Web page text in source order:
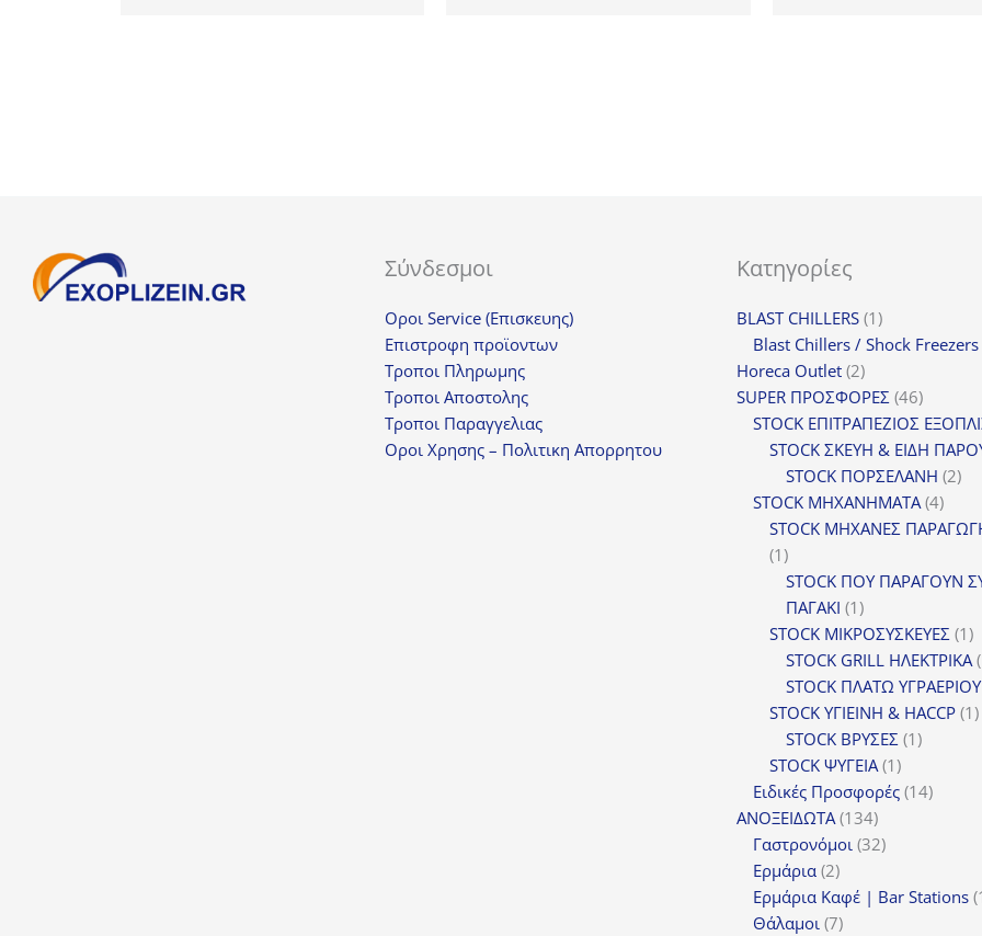
Σύνδεσμοι
Οροι Service (Επισκευης)
Επιστροφη προϊοντων
Τροποι Πληρωμης
Τροποι Αποστολης
Τροποι Παραγγελιας
Οροι Χρησης – Πολιτικη Απορρητου
Κατηγορίες
BLAST CHILLERS 11
προϊόν
Blast Chillers / Shock Freezers
Horeca Outlet 22
προϊόντα
SUPER ΠΡΟΣΦΟΡΕΣ 4646
STOCK ΕΠΙΤΡΑΠΕΖΙΟΣ
STOCK ΣΚΕΥΗ & ΕΙΔΗ
STOCK ΠΟΡΣΕΛΑΝΗ 22
STOCK ΜΗΧΑΝΗΜΑΤΑ 44
STOCK ΜΗΧΑΝΕΣ
11
προϊόν
STOCK ΠΟΥ ΠΑΡΑΓΟΥΝ
ΠΑΓΑΚΙ 11
προϊόν
STOCK ΜΙΚΡΟΣΥΣΚΕΥΕΣ 11
STOCK GRILL ΗΛΕΚΤΡΙΚΑ
STOCK ΠΛΑΤΩ ΥΓΡΑΕΡΙΟΥ
STOCK ΥΓΙΕΙΝΗ & HACCP 11
STOCK ΒΡΥΣΕΣ 11
STOCK ΨΥΓΕΙΑ 11
προϊόν
Ειδικές Προσφορές 1414
ΑΝΟΞΕΙΔΩΤΑ 134134
προϊόντα
Γαστρονόμοι 3232
Ερμάρια 22
προϊόντα
Ερμάρια Καφέ | Bar Stations
Θάλαμοι 77